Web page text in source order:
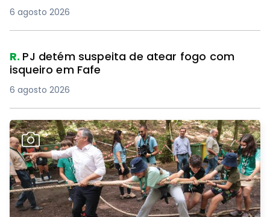
6 agosto 2026
R. PJ detém suspeita de atear fogo com
isqueiro em Fafe
6 agosto 2026